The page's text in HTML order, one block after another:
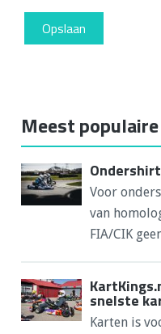
Meest
Voor
van
FIA/CIK
snelste
Karten is